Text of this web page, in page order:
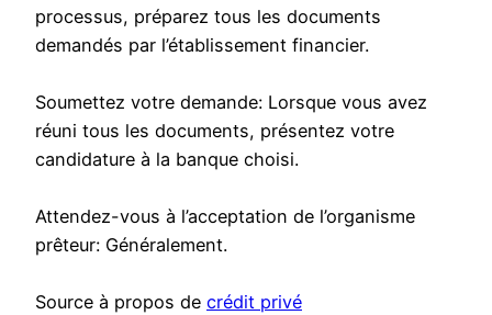
processus, préparez tous les documents
demandés par l’établissement financier.
Soumettez votre demande: Lorsque vous avez
réuni tous les documents, présentez votre
candidature à la banque choisi.
Attendez-vous à l’acceptation de l’organisme
prêteur: Généralement.
Source à propos de crédit privé